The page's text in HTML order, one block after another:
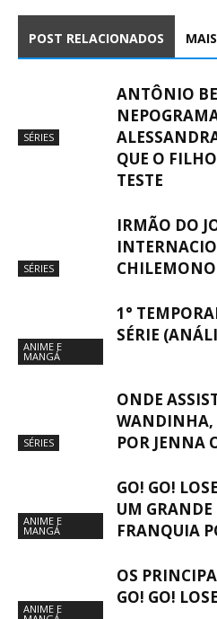
POST RELACIONADOS
SÉRIES
ANTÔNIO
QUE O
TESTE
SÉRIES
IRMÃO DO
ANIME E
MANGÁ
1°
SÉRIE
SÉRIES
ONDE
WANDINHA,
POR JENNA
ANIME E
MANGÁ
GO! GO!
UM
FRANQUIA
ANIME E
OS
GO! GO!